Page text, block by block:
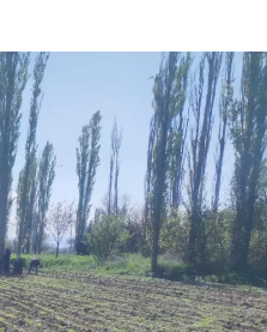
Ordu
Sakarya
Samsun
Siirt
Sinop